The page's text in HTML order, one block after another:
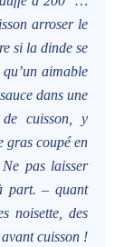
arroser le
si la dinde se
aimable
dans une
cuisson, y
gras coupé en
pas laisser
part. – quant
noisette, des
cuisson !